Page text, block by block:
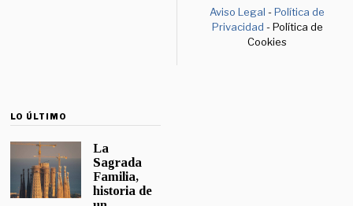
Aviso Legal -Política de
Privacidad - Política de
Cookies
LO ÚLTIMO
La
Sagrada
Familia,
historia de